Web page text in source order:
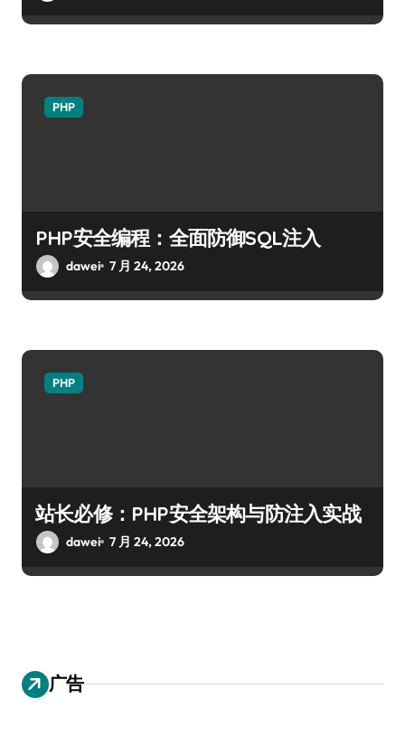
PHP
PHP安全编程：全面防御SQL注入
dawei 7 月 24, 2026
PHP
站长必修：PHP安全架构与防注入实战
dawei 7 月 24, 2026
广告